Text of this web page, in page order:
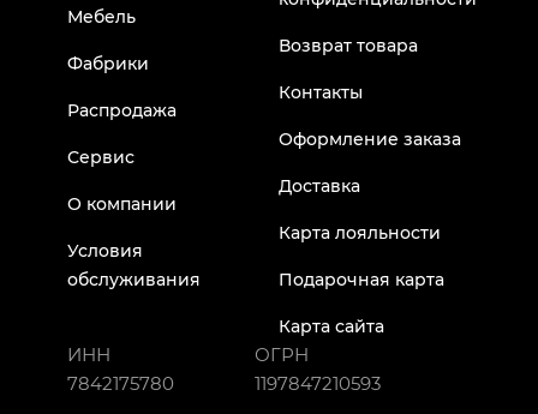
Мебель
Фабрики
Распродажа
Сервис
О компании
Условия
обслуживания
Возврат товара
Контакты
Оформление заказа
Доставка
Карта лояльности
Подарочная карта
Карта сайта
ИНН
7842175780
ОГРН
1197847210593